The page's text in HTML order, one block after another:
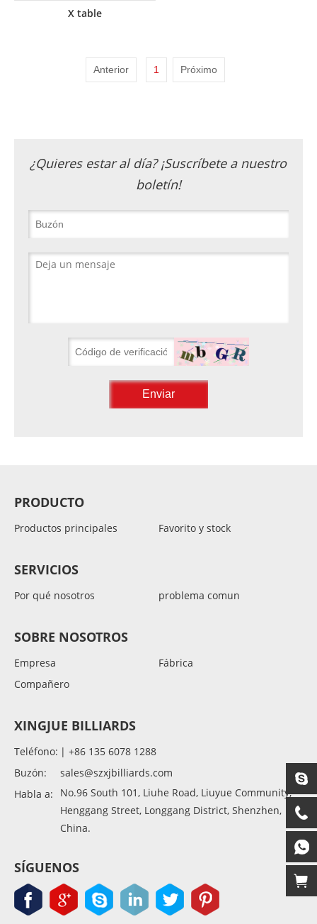
X table
Anterior 1 Próximo
¿Quieres estar al día? ¡Suscríbete a nuestro
boletín!
PRODUCTO
Productos principales Favorito y stock
SERVICIOS
Por qué nosotros problema comun
SOBRE NOSOTROS
Empresa
Fábrica
Compañero
XINGJUE BILLIARDS
Teléfono:
| +86 135 6078 1288
Buzón:
sales@szxjbilliards.com
Habla a:
No.96 South 101, Liuhe Road, Liuyue Community,
Henggang Street, Longgang District, Shenzhen,
China.
SÍGUENOS